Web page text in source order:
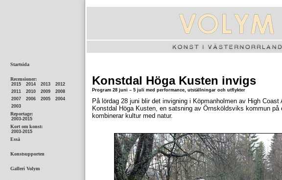
Konstdal Höga Kusten invigs
Program 28 juni – 5 juli med performance, utställningar och utflykter
På lördag 28 juni blir det invigning i Köpmanholmen av High
Konstdal Höga Kusten, en satsning av Örnsköldsviks kommun på
kombinerar kultur med natur.